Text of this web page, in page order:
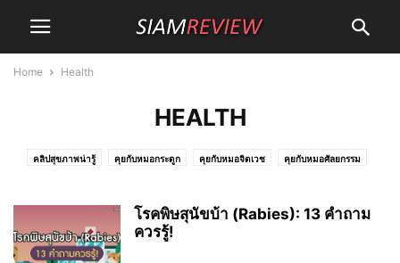
Home Health
HEALTH
คลิปสุขภาพน่ารู้ คุยกับหมอกระดูก คุยกับหมอจิตเวช คุยกับหมอศัลยกรรม
โรคพิษสุนัขบ้า (Rabies): 13 คำถาม
ควรรู้!